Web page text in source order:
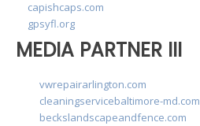
capishcaps.com
gpsyfl.org
MEDIA PARTNER III
vwrepairarlington.com
cleaningservicebaltimore-md.com
beckslandscapeandfence.com